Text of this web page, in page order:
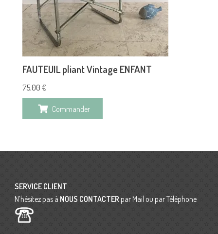
FAUTEUIL pliant Vintage ENFANT
75,00 €
Commander
SERVICE CLIENT
N’hésitez pas à NOUS CONTACTER par Mail ou par Téléphone